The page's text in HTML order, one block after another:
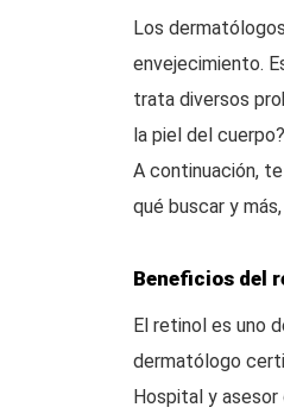
Los
envejecimiento.
trata diversos
la piel del cuerpo?
A continuación,
qué buscar y
Beneficios del
El retinol es uno
dermatólogo
Hospital y